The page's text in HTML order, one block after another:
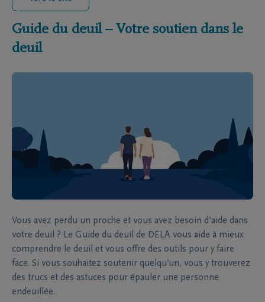
Guide du deuil – Votre soutien dans le
deuil
Vous avez perdu un proche et vous avez besoin d’aide dans
votre deuil ? Le Guide du deuil de DELA vous aide à mieux
comprendre le deuil et vous offre des outils pour y faire
face. Si vous souhaitez soutenir quelqu’un, vous y trouverez
des trucs et des astuces pour épauler une personne
endeuillée.